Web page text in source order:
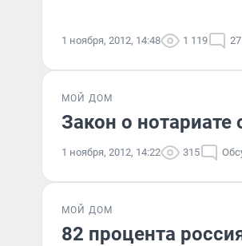
1 ноября, 2012, 14:48 1 119 27
МОЙ ДОМ
Закон о нотариате
1 ноября, 2012, 14:22 315
МОЙ ДОМ
82 процента